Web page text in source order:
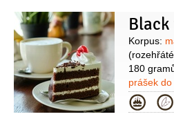
Korpus:
180
prášek do
1 lžička
200